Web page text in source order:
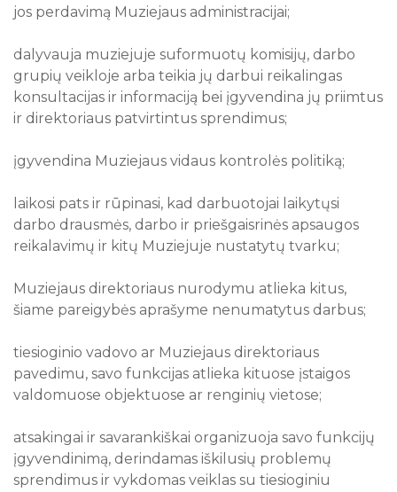
jos perdavimą Muziejaus administracijai;
dalyvauja muziejuje suformuotų komisijų, darbo
grupių veikloje arba teikia jų darbui reikalingas
konsultacijas ir informaciją bei įgyvendina jų priimtus
ir direktoriaus patvirtintus sprendimus;
įgyvendina Muziejaus vidaus kontrolės politiką;
laikosi pats ir rūpinasi, kad darbuotojai laikytųsi
darbo drausmės, darbo ir priešgaisrinės apsaugos
reikalavimų ir kitų Muziejuje nustatytų tvarku;
Muziejaus direktoriaus nurodymu atlieka kitus,
šiame pareigybės aprašyme nenumatytus darbus;
tiesioginio vadovo ar Muziejaus direktoriaus
pavedimu, savo funkcijas atlieka kituose įstaigos
valdomuose objektuose ar renginių vietose;
atsakingai ir savarankiškai organizuoja savo funkcijų
įgyvendinimą, derindamas iškilusių problemų
sprendimus ir vykdomas veiklas su tiesioginiu